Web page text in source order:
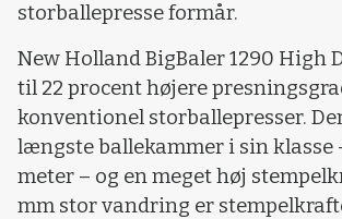
storballepresse formår.
New Holland BigBaler 1290 High
til 22 procent højere
konventionel storballepresser.
længste ballekammer i sin klasse
meter – og en meget høj
mm stor vandring er